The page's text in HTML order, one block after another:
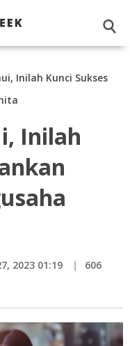
☌
Inilah Kunci Sukses
Inilah
2023 01:19
606